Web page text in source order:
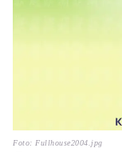
Foto: Fullhouse2004.jpg